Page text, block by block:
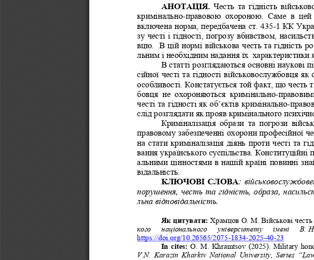
АНОТАЦІЯ. Честь  та  гідність
кримінально-правовою  охороною.  Саме  в  цей
включена норма, передбачена ст. 435-1 КК
зу честі і гідності, погрозу вбивством,
вцю.  В цій нормі військова честь та гідність
льним і необхідним надання їх  характеристики
В статті розглядаються основні наукові
сійної честі та гідності військовослужбовця як
особливості. Констатується той факт, що честь
бовця  не  охороняються  кримінально-
честі та гідності як об’єктів кримінально-
слід розглядати як прояв кримінального
Криміналізація  образи  та  погрози
правовому забезпеченні охорони професійної
на стати криміналізація діянь проти честі та
вання українського суспільства.
альними цінностями в нашій країні повинні
відальність.
КЛЮЧОВІ СЛОВА :
порушення, честь та гідність, образа,
льна відповідальність.
Як цитувати: Храмцов О. М. Військові
кого
національного   університету   імені   В.
https://doi.org/10.26565/2075-1834-2025-40-23
In  cites: O.  M.  Khramtsov (2025). Мilitary
V.N.  Karazin  Kharkiv  National  University,  Series “